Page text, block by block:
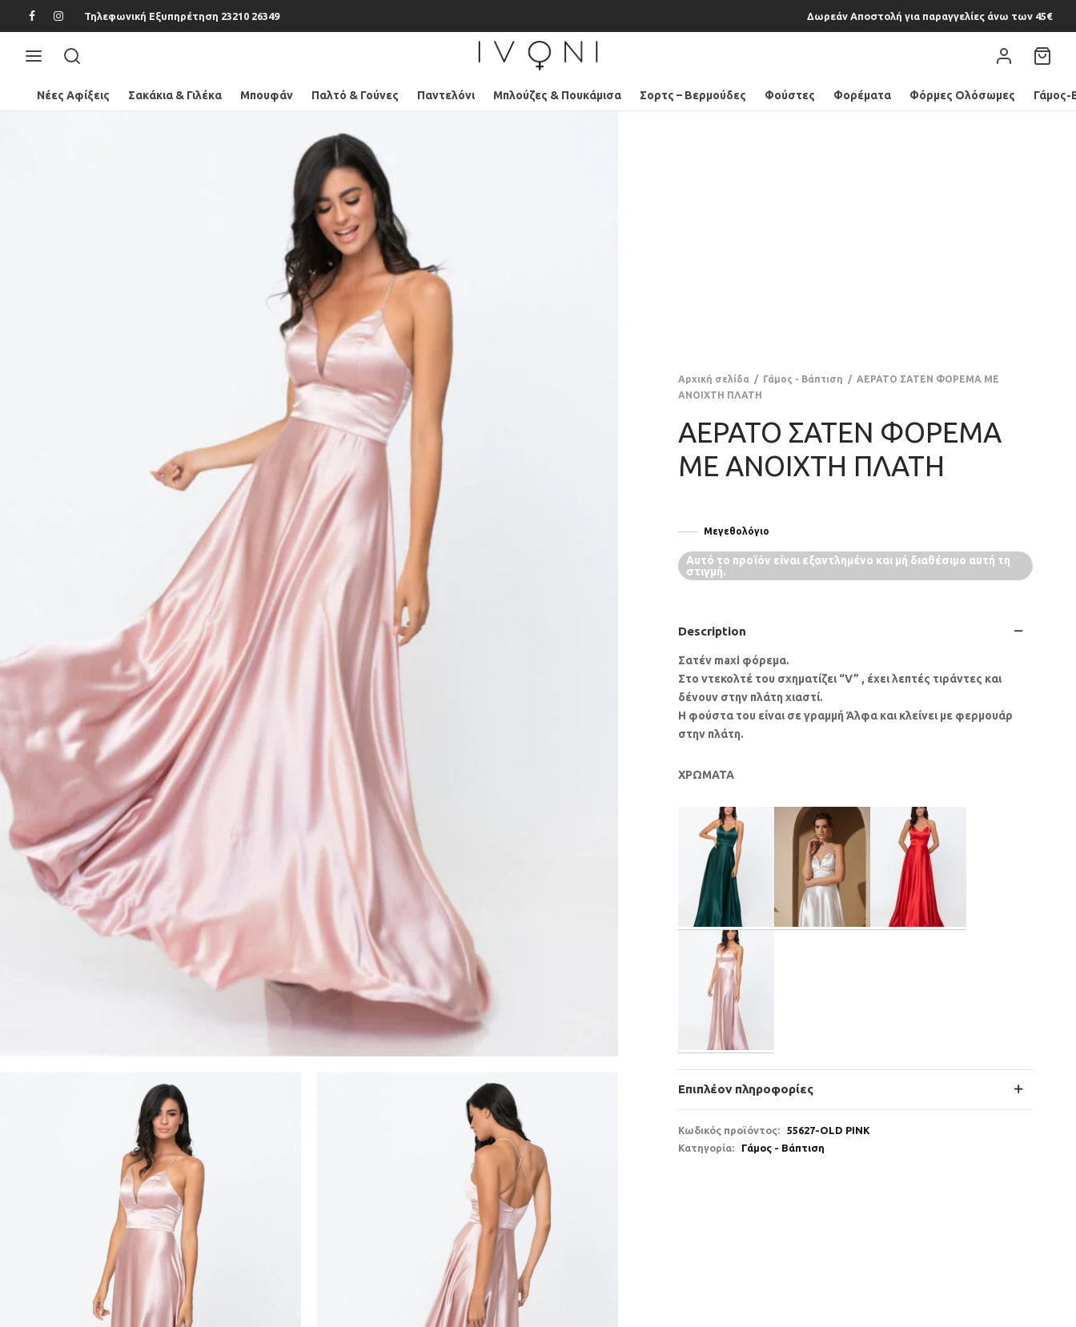
Τηλεφωνική Εξυπηρέτηση 23210 26349 Δωρεάν Αποστολή για παραγγελίες άνω των 45€
Νέες Αφίξεις Σακάκια & Γιλέκα Μπουφάν Παλτό & Γούνες Παντελόνι Μπλούζες & Πουκάμισα Σορτς – Βερμούδες Φούστες Φορέματα Φόρμες Ολόσωμες Γάμος-
Αρχική σελίδα / Γάμος - Βάπτιση / ΑΕΡΑΤΟ ΣΑΤΕΝ ΦΟΡΕΜΑ ΜΕ
ΑΝΟΙΧΤΗ ΠΛΑΤΗ
ΑΕΡΑΤΟ ΣΑΤΕΝ ΦΟΡΕΜΑ
ΜΕ ΑΝΟΙΧΤΗ ΠΛΑΤΗ
Μεγεθολόγιο
Αυτό το προϊόν είναι εξαντλημένο και μή διαθέσιμο αυτή τη
στιγμή.
Description
Σατέν maxi φόρεμα.
Στο ντεκολτέ του σχηματίζει “V” , έχει λεπτές τιράντες και
δένουν στην πλάτη χιαστί.
Η φούστα του είναι σε γραμμή Άλφα και κλείνει με φερμουάρ
στην πλάτη.
ΧΡΩΜΑΤΑ
Επιπλέον πληροφορίες
Κωδικός προϊόντος:
55627-OLD PINK
Κατηγορία:
Γάμος - Βάπτιση